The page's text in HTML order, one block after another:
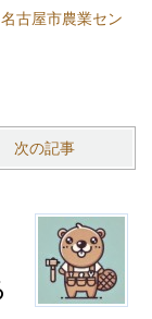
古屋市農業セン
次の記事